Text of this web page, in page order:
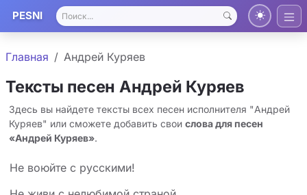
PESNI
Главная Андрей Куряев
Тексты песен Андрей Куряев
Здесь вы найдете тексты всех песен исполнителя "Андрей
Куряев" или сможете добавить свои слова для песен
«Андрей Куряев».
Не воюйте с русскими!